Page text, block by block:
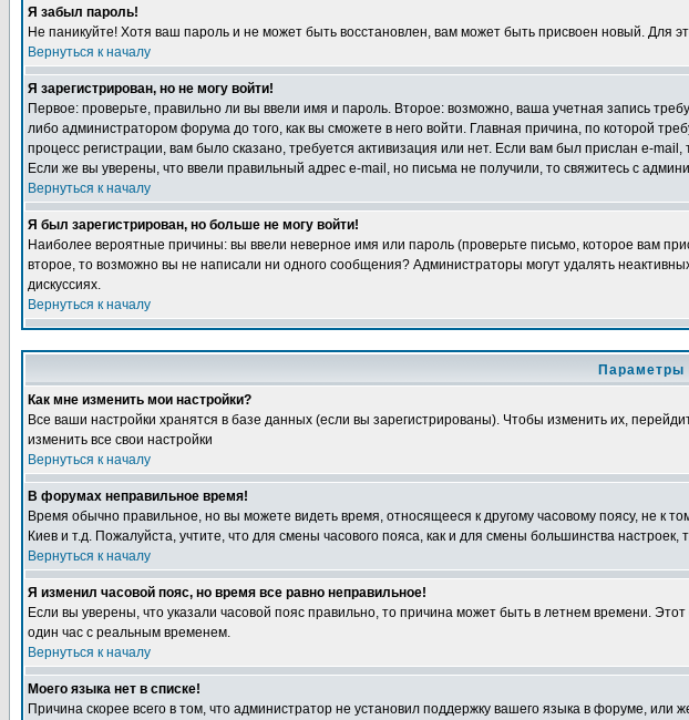
Я забыл пароль!
Не паникуйте! Хотя ваш пароль и не может быть восстановлен, вам может быть присвоен новый. Для
Вернуться к началу
Я зарегистрирован, но не могу войти!
Первое: проверьте, правильно ли вы ввели имя и пароль. Второе: возможно, ваша учетная запись
либо администратором форума до того, как вы сможете в него войти. Главная причина, по которой
процесс регистрации, вам было сказано, требуется активизация или нет. Если вам был прислан e-
Если же вы уверены, что ввели правильный адрес e-mail, но письма не получили, то свяжитесь с
Вернуться к началу
Я был зарегистрирован, но больше не могу войти!
Наиболее вероятные причины: вы ввели неверное имя или пароль (проверьте письмо, которое вам
второе, то возможно вы не написали ни одного сообщения? Администраторы могут удалять
дискуссиях.
Вернуться к началу
Параметры
Как мне изменить мои настройки?
Все ваши настройки хранятся в базе данных (если вы зарегистрированы). Чтобы изменить их,
изменить все свои настройки
Вернуться к началу
В форумах неправильное время!
Время обычно правильное, но вы можете видеть время, относящееся к другому часовому поясу, не к
Киев и т.д. Пожалуйста, учтите, что для смены часового пояса, как и для смены большинства
Вернуться к началу
Я изменил часовой пояс, но время все равно неправильное!
Если вы уверены, что указали часовой пояс правильно, то причина может быть в летнем времени.
один час с реальным временем.
Вернуться к началу
Моего языка нет в списке!
Причина скорее всего в том, что администратор не установил поддержку вашего языка в форуме,